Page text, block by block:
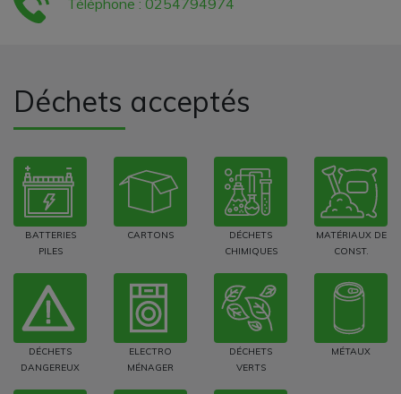
Déchets acceptés
BATTERIES
PILES
CARTONS
DÉCHETS
CHIMIQUES
MATÉRIAUX DE
CONST.
DÉCHETS
DANGEREUX
ELECTRO
MÉNAGER
DÉCHETS
VERTS
MÉTAUX